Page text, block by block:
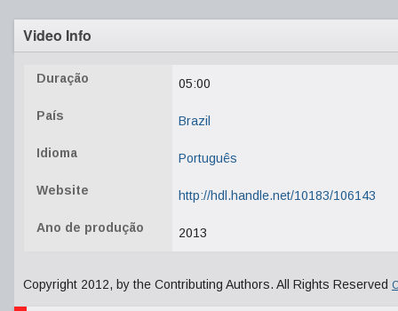
Video Info
Duração 05:00
País Brazil
Idioma Português
Website http://hdl.handle.net/10183/106143
Ano de produção 2013
Copyright 2012, by the Contributing Authors. All Rights Reserved